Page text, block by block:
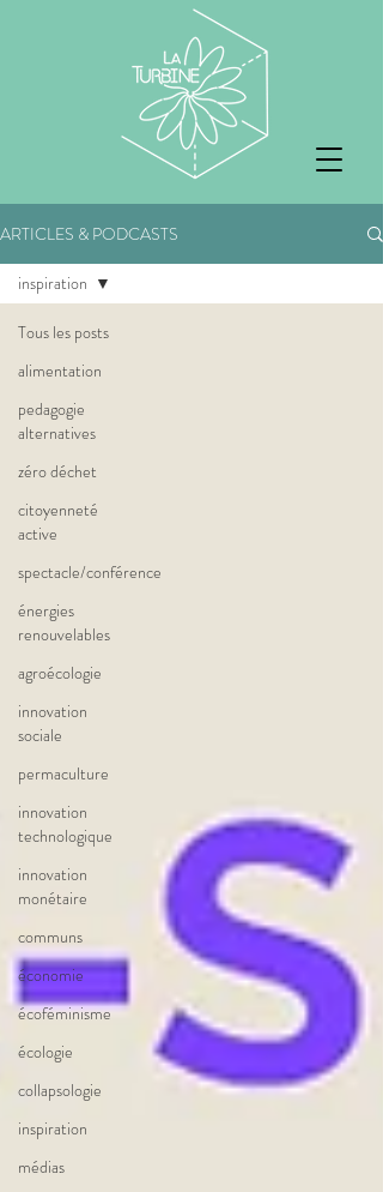
ARTICLES & PODCASTS
Tous les posts
alimentation
pedagogie
alternatives
zéro déchet
citoyenneté
active
spectacle/conférence
énergies
renouvelables
agroécologie
innovation
sociale
permaculture
innovation
technologique
innovation
monétaire
communs
économie
écoféminisme
écologie
collapsologie
inspiration
médias
inspiration